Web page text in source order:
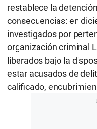
restablece la
consecuencias: en
investigados por
organización criminal
liberados bajo la
estar acusados de
calificado,